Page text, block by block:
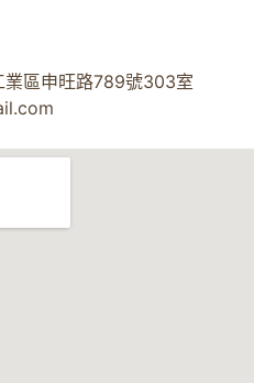
業區申旺路789號303室